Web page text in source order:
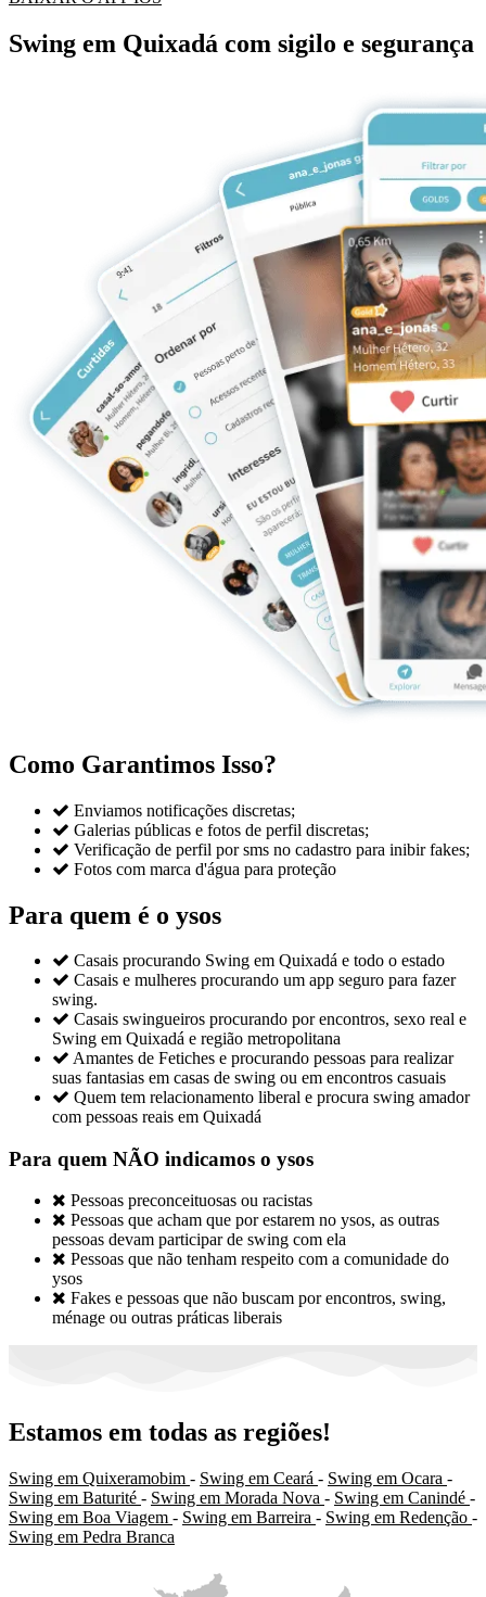
Swing em Quixadá com sigilo e segurança
Como Garantimos Isso?
 Enviamos notificações discretas;
 Galerias públicas e fotos de perfil discretas;
 Verificação de perfil por sms no cadastro para inibir fakes;
 Fotos com marca d'água para proteção
Para quem é o ysos
 Casais procurando Swing em Quixadá e todo o estado
 Casais e mulheres procurando um app seguro para fazer
swing.
 Casais swingueiros procurando por encontros, sexo real e
Swing em Quixadá e região metropolitana
 Amantes de Fetiches e procurando pessoas para realizar
suas fantasias em casas de swing ou em encontros casuais
 Quem tem relacionamento liberal e procura swing amador
com pessoas reais em Quixadá
Para quem NÃO indicamos o ysos
 Pessoas preconceituosas ou racistas
 Pessoas que acham que por estarem no ysos, as outras
pessoas devam participar de swing com ela
 Pessoas que não tenham respeito com a comunidade do
ysos
 Fakes e pessoas que não buscam por encontros, swing,
ménage ou outras práticas liberais
Estamos em todas as regiões!
Swing em Quixeramobim - Swing em Ceará - Swing em Ocara -
Swing em Baturité - Swing em Morada Nova - Swing em Canindé -
Swing em Boa Viagem - Swing em Barreira - Swing em Redenção -
Swing em Pedra Branca